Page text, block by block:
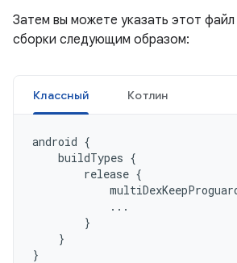
Затем вы можете указать этот файл
сборки следующим образом:
Классный Котлин
android {
buildTypes {
release {
...
}
}
}